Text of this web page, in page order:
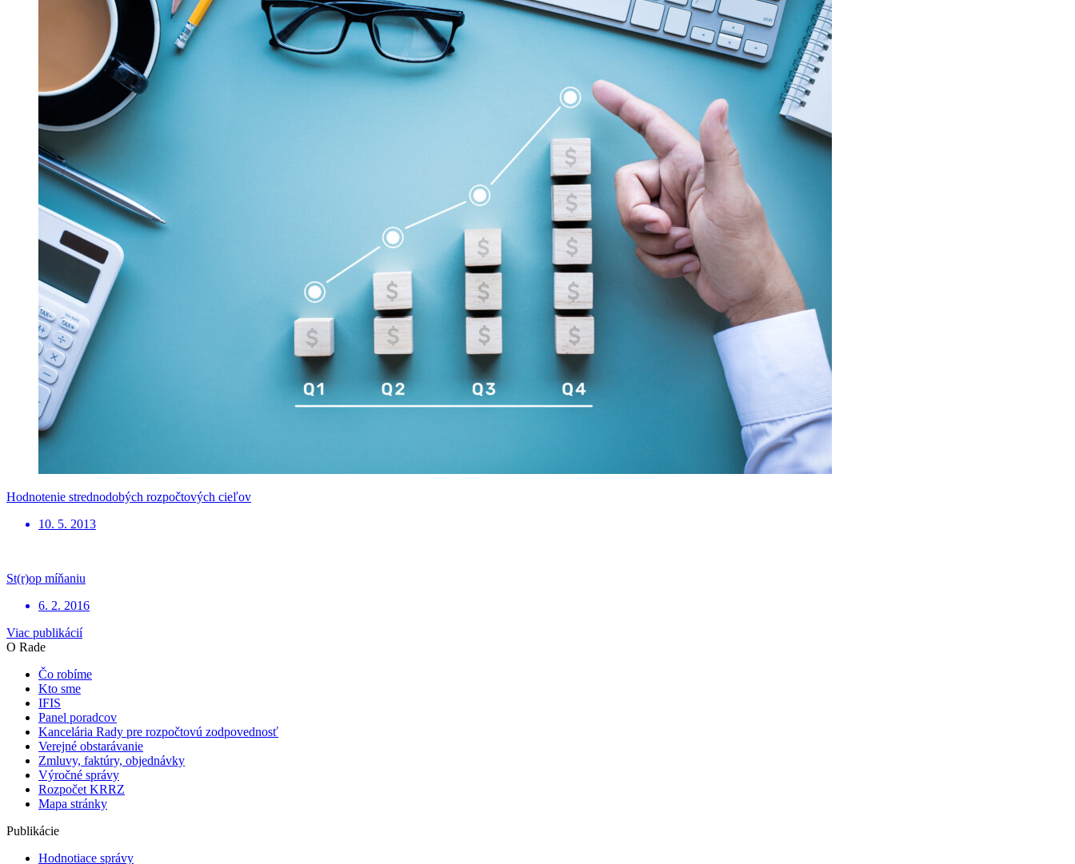
Hodnotenie strednodobých rozpočtových cieľov
10. 5. 2013
St(r)op míňaniu
6. 2. 2016
Viac publikácií
O Rade
Čo robíme
Kto sme
IFIS
Panel poradcov
Kancelária Rady pre rozpočtovú zodpovednosť
Verejné obstarávanie
Zmluvy, faktúry, objednávky
Výročné správy
Rozpočet KRRZ
Mapa stránky
Publikácie
Hodnotiace správy